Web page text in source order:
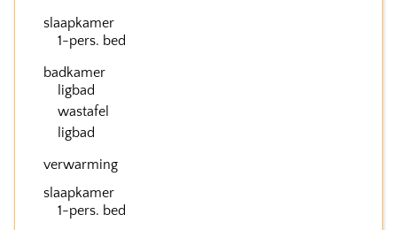
slaapkamer
1-pers. bed
badkamer
ligbad
wastafel
ligbad
verwarming
slaapkamer
1-pers. bed